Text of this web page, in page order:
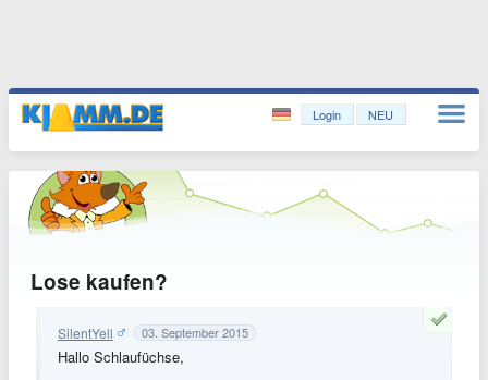
Login NEU
Lose kaufen?
SilentYell 03. September 2015
Hallo Schlaufüchse,